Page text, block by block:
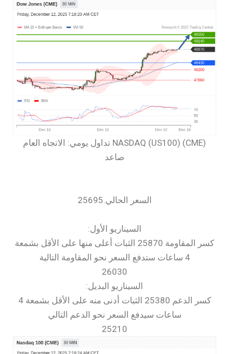
‏NASDAQ (US100) (CME) تداول يومي: الاتجاه العام
صاعد
السعر الحالي.25695
السيناريو الأول:
كسر المقاومة 25870 الثبات أعلى منها على الأقل بشمعة
4 ساعات ستدفع السعر نحو المقاومة التالية
26030
السيناريو البديل:
كسر الدعم 25380 الثبات أدنى منه على الأقل بشمعة 4
ساعات سيدفع السعر نحو الدعم التالي
25210